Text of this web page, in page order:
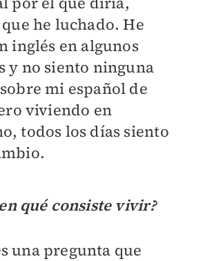
he luchado. He
inglés en algunos
y no siento ninguna
mi español de
viviendo en
todos los días siento
qué consiste vivir?
una pregunta que